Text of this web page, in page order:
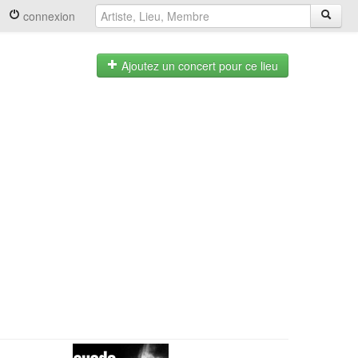
connexion
Ajoutez un concert pour ce lieu